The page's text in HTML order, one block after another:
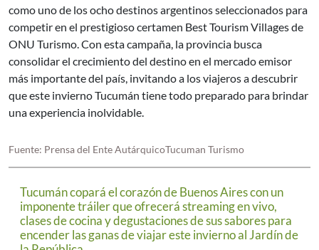
Tucumán copará el corazón de Buenos Aires con un
imponente tráiler que ofrecerá streaming en vivo,
clases de cocina y degustaciones de sus sabores para
encender las ganas de viajar este invierno al Jardín de
como uno de los ocho destinos argentinos seleccionados para
competir en el prestigioso certamen Best Tourism Villages de
ONU Turismo. Con esta campaña, la provincia busca
consolidar el crecimiento del destino en el mercado emisor
más importante del país, invitando a los viajeros a descubrir
que este invierno Tucumán tiene todo preparado para brindar
una experiencia inolvidable.
Fuente: Prensa del Ente AutárquicoTucuman Turismo